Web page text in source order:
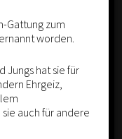
Gattung zum
worden.
Jungs hat sie für
Ehrgeiz,
auch für andere